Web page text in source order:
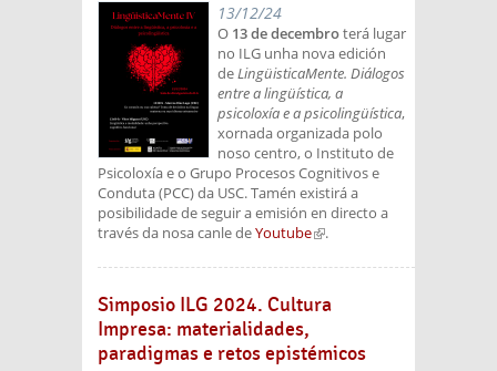
13/12/24
O 13 de decembroterá lugar
no ILG unha nova edición
deLingüisticaMente. Diálogos
entre a lingüística, a
psicoloxía e a psicolingüística,
xornada organizada polo
noso centro, o Instituto de
Psicoloxía e o Grupo Procesos Cognitivos e
Conduta (PCC) da USC. Tamén existirá a
posibilidade de seguir a emisión en directo a
través da nosa canle deYoutube(link is external)
.
Simposio ILG 2024. Cultura
Impresa: materialidades,
paradigmas e retos epistémicos